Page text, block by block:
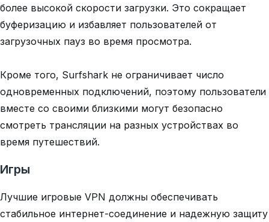
более высокой скорости загрузки. Это сокращает
буферизацию и избавляет пользователей от
загрузочных пауз во время просмотра.
Кроме того, Surfshark не ограничивает число
одновременных подключений, поэтому пользователи
вместе со своими близкими могут безопасно
смотреть трансляции на разных устройствах во
время путешествий.
Игры
Лучшие игровые VPN должны обеспечивать
стабильное интернет-соединение и надежную защиту